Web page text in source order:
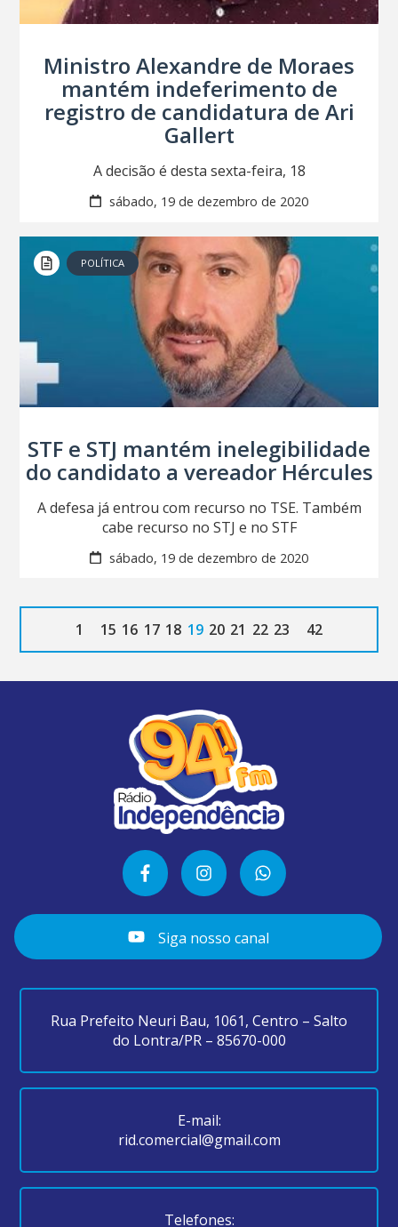
Ministro Alexandre de Moraes
mantém indeferimento de
registro de candidatura de Ari
Gallert
A decisão é desta sexta-feira, 18
sábado, 19 de dezembro de 2020
POLÍTICA
STF e STJ mantém inelegibilidade
do candidato a vereador Hércules
A defesa já entrou com recurso no TSE. Também
cabe recurso no STJ e no STF
sábado, 19 de dezembro de 2020
1 15 16 17 18 19 20 21 22 23 42
Siga nosso canal
Rua Prefeito Neuri Bau, 1061, Centro – Salto
do Lontra/PR – 85670-000
E-mail:
rid.comercial@gmail.com
Telefones: